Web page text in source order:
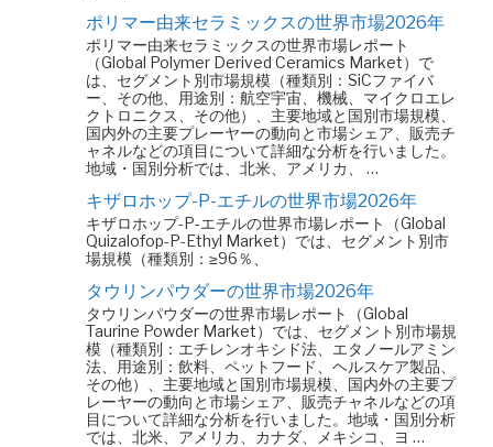
ポリマー由来セラミックスの世界市場2026年
ポリマー由来セラミックスの世界市場レポート
（Global Polymer Derived Ceramics Market）で
は、セグメント別市場規模（種類別：SiCファイバ
ー、その他、用途別：航空宇宙、機械、マイクロエレ
クトロニクス、その他）、主要地域と国別市場規模、
国内外の主要プレーヤーの動向と市場シェア、販売チ
ャネルなどの項目について詳細な分析を行いました。
地域・国別分析では、北米、アメリカ、 …
キザロホップ-P-エチルの世界市場2026年
キザロホップ-P-エチルの世界市場レポート（Global
Quizalofop-P-Ethyl Market）では、セグメント別市
場規模（種類別：≥96％、
タウリンパウダーの世界市場2026年
タウリンパウダーの世界市場レポート（Global
Taurine Powder Market）では、セグメント別市場規
模（種類別：エチレンオキシド法、エタノールアミン
法、用途別：飲料、ペットフード、ヘルスケア製品、
その他）、主要地域と国別市場規模、国内外の主要プ
レーヤーの動向と市場シェア、販売チャネルなどの項
目について詳細な分析を行いました。地域・国別分析
では、北米、アメリカ、カナダ、メキシコ、ヨ …